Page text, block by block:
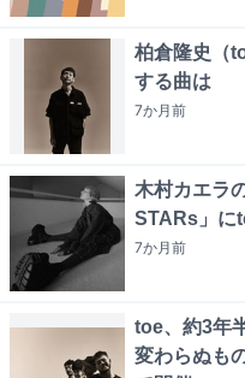
柏倉隆史（
する曲は
7か月前
木村カエラ
STARs」に
7か月前
toe、約3年
変わらぬも